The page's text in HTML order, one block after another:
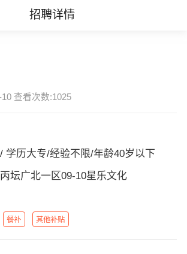
招聘详情
查看次数:1025
学历大专/经验不限/年龄40岁以下
坛广北一区09-10星乐文化
餐补 其他补贴